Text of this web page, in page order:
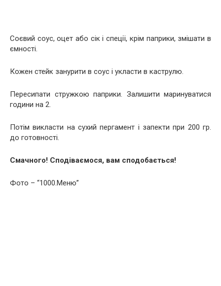
Соєвий соус, оцет або сік і спеції, крім паприки, змішати в
ємності.
Кожен стейк занурити в соус і укласти в каструлю.
Пересипати стружкою паприки. Залишити маринуватися
години на 2.
Потім викласти на сухий пергамент і запекти при 200 гр.
до готовності.
Смачного! Сподіваємося, вам сподобається!
Фото – “1000.Меню”